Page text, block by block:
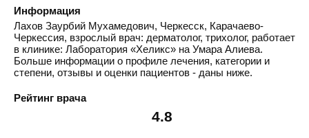
Информация
Лахов Заурбий Мухамедович, Черкесск, Карачаево-
Черкессия, взрослый врач: дерматолог, трихолог, работает
в клинике: Лаборатория «Хеликс» на Умара Алиева.
Больше информации о профиле лечения, категории и
степени, отзывы и оценки пациентов - даны ниже.
Рейтинг врача
4.8